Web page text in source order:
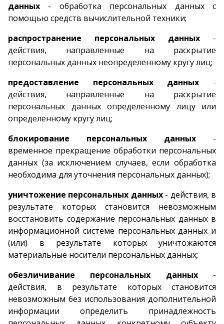
данных - обработка персональных данных с
помощью средств вычислительной техники;
распространение персональных данных -
действия, направленные на раскрытие
персональных данных неопределенному кругу лиц;
предоставление персональных данных -
действия, направленные на раскрытие
персональных данных определенному лицу или
определенному кругу лиц;
блокирование персональных данных -
временное прекращение обработки персональных
данных (за исключением случаев, если обработка
необходима для уточнения персональных данных);
уничтожение персональных данных- действия, в
результате которых становится невозможным
восстановить содержание персональных данных в
информационной системе персональных данных и
(или) в результате которых уничтожаются
материальные носители персональных данных;
обезличивание персональных данных-
действия, в результате которых становится
невозможным без использования дополнительной
информации определить принадлежность